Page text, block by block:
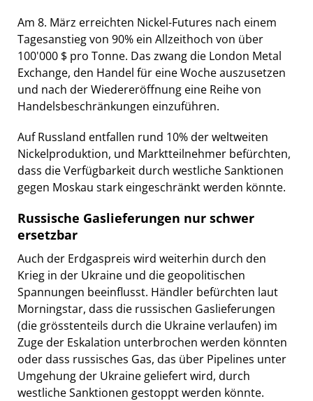
Am 8. März erreichten Nickel-Futures nach einem
Tagesanstieg von 90% ein Allzeithoch von über
100'000 $ pro Tonne. Das zwang die London Metal
Exchange, den Handel für eine Woche auszusetzen
und nach der Wiedereröffnung eine Reihe von
Handelsbeschränkungen einzuführen.
Auf Russland entfallen rund 10% der weltweiten
Nickelproduktion, und Marktteilnehmer befürchten,
dass die Verfügbarkeit durch westliche Sanktionen
gegen Moskau stark eingeschränkt werden könnte.
Russische Gaslieferungen nur schwer
ersetzbar
Auch der Erdgaspreis wird weiterhin durch den
Krieg in der Ukraine und die geopolitischen
Spannungen beeinflusst. Händler befürchten laut
Morningstar, dass die russischen Gaslieferungen
(die grösstenteils durch die Ukraine verlaufen) im
Zuge der Eskalation unterbrochen werden könnten
oder dass russisches Gas, das über Pipelines unter
Umgehung der Ukraine geliefert wird, durch
westliche Sanktionen gestoppt werden könnte.